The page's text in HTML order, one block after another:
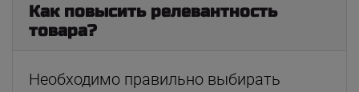
Как повысить релевантность
товара?
Необходимо правильно выбирать